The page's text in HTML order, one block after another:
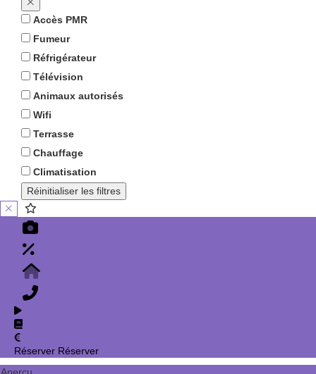
Accès PMR
Fumeur
Réfrigérateur
Télévision
Animaux autorisés
Wifi
Terrasse
Chauffage
Climatisation
Réinitialiser les filtres
Réserver Réserver